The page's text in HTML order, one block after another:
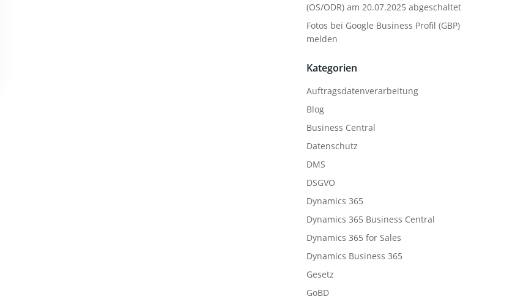
(OS/ODR) am 20.07.2025 abgeschaltet
Fotos bei Google Business Profil (GBP)
melden
Kategorien
Auftragsdatenverarbeitung
Blog
Business Central
Datenschutz
DMS
DSGVO
Dynamics 365
Dynamics 365 Business Central
Dynamics 365 for Sales
Dynamics Business 365
Gesetz
GoBD